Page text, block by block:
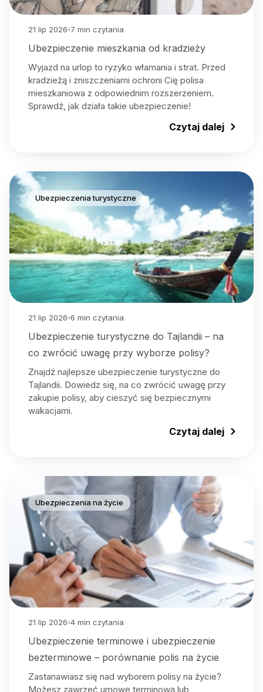
21 lip 2026 7 min czytania
Ubezpieczenie mieszkania od kradzieży
Wyjazd na urlop to ryzyko włamania i strat. Przed
kradzieżą i zniszczeniami ochroni Cię polisa
mieszkaniowa z odpowiednim rozszerzeniem.
Sprawdź, jak działa takie ubezpieczenie!
Czytaj dalej
Ubezpieczenia turystyczne
21 lip 2026 6 min czytania
Ubezpieczenie turystyczne do Tajlandii – na
co zwrócić uwagę przy wyborze polisy?
Znajdź najlepsze ubezpieczenie turystyczne do
Tajlandii. Dowiedz się, na co zwrócić uwagę przy
zakupie polisy, aby cieszyć się bezpiecznymi
wakacjami.
Czytaj dalej
Ubezpieczenia na życie
21 lip 2026 4 min czytania
Ubezpieczenie terminowe i ubezpieczenie
bezterminowe – porównanie polis na życie
Zastanawiasz się nad wyborem polisy na życie?
Możesz zawrzeć umowę terminową lub